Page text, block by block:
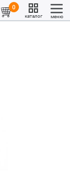
0
каталог меню